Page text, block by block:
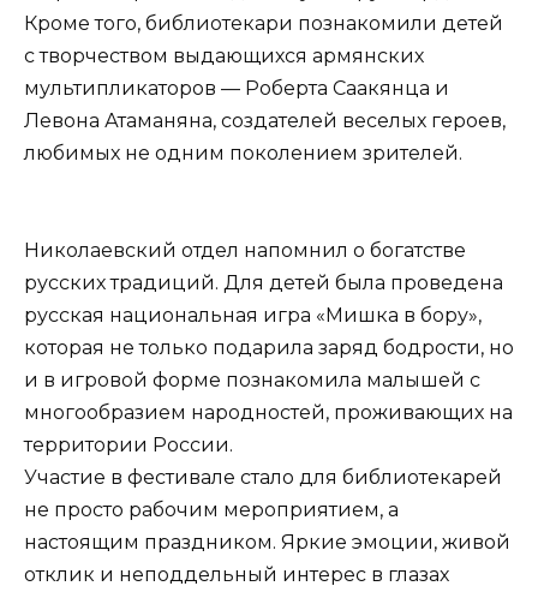
Кроме того, библиотекари познакомили детей
с творчеством выдающихся армянских
мультипликаторов — Роберта Саакянца и
Левона Атаманяна, создателей веселых героев,
любимых не одним поколением зрителей.
Николаевский отдел напомнил о богатстве
русских традиций. Для детей была проведена
русская национальная игра «Мишка в бору»,
которая не только подарила заряд бодрости, но
и в игровой форме познакомила малышей с
многообразием народностей, проживающих на
территории России.
Участие в фестивале стало для библиотекарей
не просто рабочим мероприятием, а
настоящим праздником. Яркие эмоции, живой
отклик и неподдельный интерес в глазах